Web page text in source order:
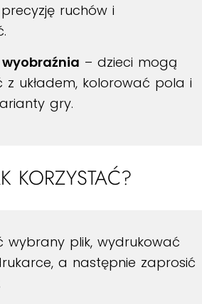
ruchów i
– dzieci mogą
układem, kolorować pola i
gry.
KORZYSTAĆ?
wybrany plik, wydrukować
a następnie zaprosić